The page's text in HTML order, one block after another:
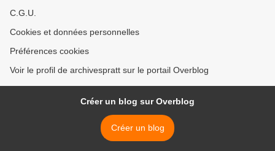
C.G.U.
Cookies et données personnelles
Préférences cookies
Voir le profil de archivespratt sur le portail Overblog
Créer un blog sur Overblog
Créer un blog